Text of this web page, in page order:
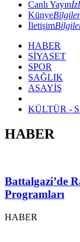
Canlı Yayın
Künye
İletişim
HABER
SİYASET
SPOR
SAĞLIK
ASAYİŞ
KÜLTÜR -
HABER
Battalgazi’de
Programları
HABER